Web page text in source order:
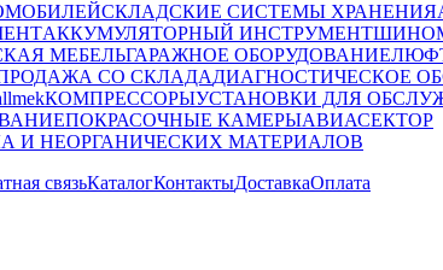
СКЛАДСКИЕ СИСТЕМЫ ХРАНЕНИЯ
АККУМУЛЯТОРНЫЙ ИНСТРУМЕНТ
МЕБЕЛЬГАРАЖНОЕ ОБОРУДОВАНИЕ
СО СКЛАДАДИАГНОСТИЧЕСКОЕ
КОМПРЕССОРЫУСТАНОВКИ ДЛЯ
ПОКРАСОЧНЫЕ КАМЕРЫАВИАСЕКТОР
И НЕОРГАНИЧЕСКИХ МАТЕРИАЛОВ
связьКаталогКонтактыДоставкаОплата